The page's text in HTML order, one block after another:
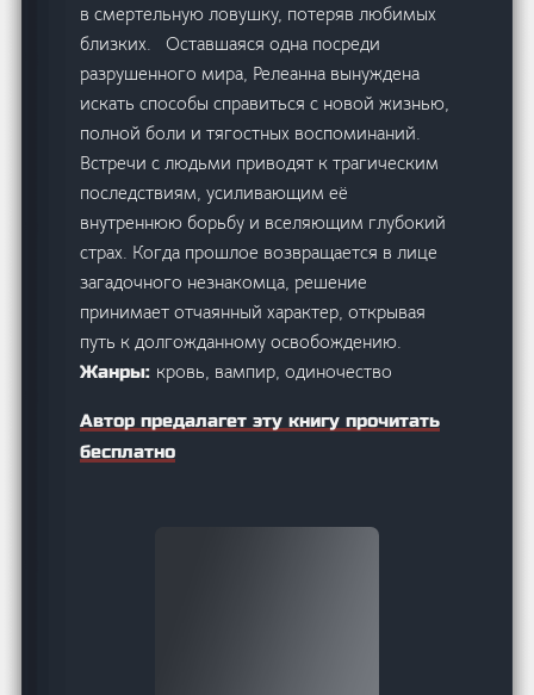
в смертельную ловушку, потеряв любимых
близких. Оставшаяся одна посреди
разрушенного мира, Релеанна вынуждена
искать способы справиться с новой жизнью,
полной боли и тягостных воспоминаний.
Встречи с людьми приводят к трагическим
последствиям, усиливающим её
внутреннюю борьбу и вселяющим глубокий
страх. Когда прошлое возвращается в лице
загадочного незнакомца, решение
принимает отчаянный характер, открывая
путь к долгожданному освобождению.
Жанры: кровь, вампир, одиночество
Автор предалагет эту книгу прочитать
бесплатно